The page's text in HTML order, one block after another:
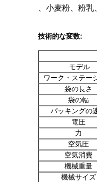
、小麦粉、粉
技術的な変数:
モデル
ワーク・ステー
袋の長さ
袋の幅
パッキングの
電圧
力
空気圧
空気消費
機械重量
機械サイズ